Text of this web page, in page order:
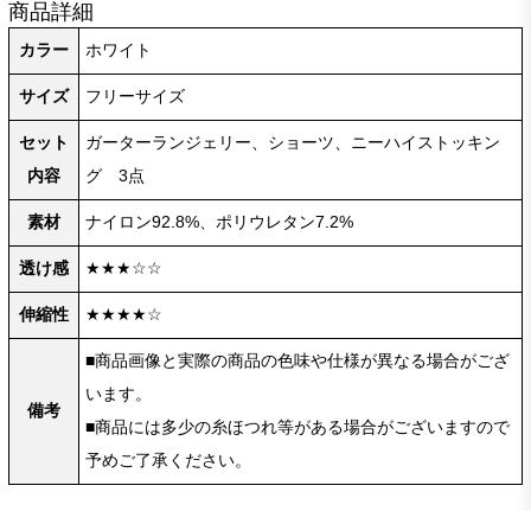
商品詳細
カラー ホワイト
サイズ フリーサイズ
セット
内容
ガーターランジェリー、ショーツ、ニーハイストッキン
グ 3点
素材 ナイロン92.8%、ポリウレタン7.2%
透け感 ★★★☆☆
伸縮性 ★★★★☆
備考
■商品画像と実際の商品の色味や仕様が異なる場合がござ
います。
■商品には多少の糸ほつれ等がある場合がございますので
予めご了承ください。